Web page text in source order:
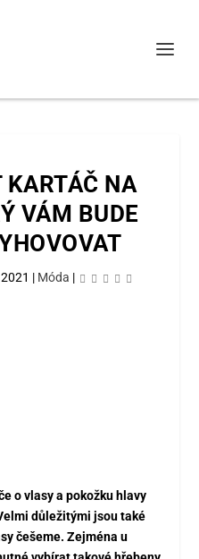
NA
VÁM BUDE
| Móda |
o vlasy a pokožku hlavy
důležitými jsou také
češeme. Zejména u